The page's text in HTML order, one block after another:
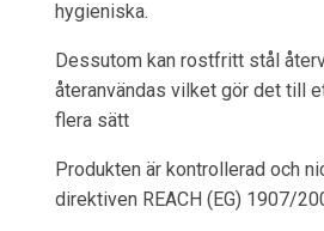
hygieniska.
Dessutom kan rostfritt stål
återanvändas vilket gör det till
flera sätt
Produkten är kontrollerad och
direktiven REACH (EG) 1907/